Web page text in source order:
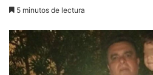
5 minutos de lectura